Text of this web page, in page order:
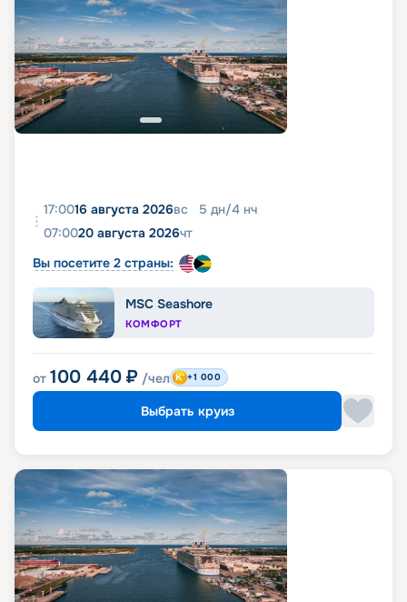
17:0016 августа 2026вс 5 дн/4 нч
07:0020 августа 2026чт
Вы посетите 2 страны:
MSC Seashore
КОМФОРТ
от 100 440 ₽ /чел +1 000
Выбрать круиз